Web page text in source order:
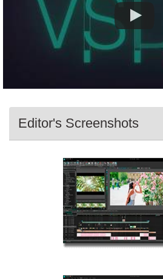
Editor's Screenshots